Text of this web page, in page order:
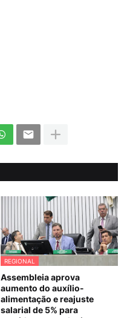
REGIONAL
Assembleia aprova
aumento do auxílio-
alimentação e reajuste
salarial de 5% para